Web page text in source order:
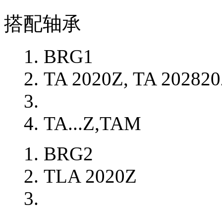
搭配轴承
BRG1
TA 2020Z, TA
TA...Z,TAM
BRG2
TLA 2020Z